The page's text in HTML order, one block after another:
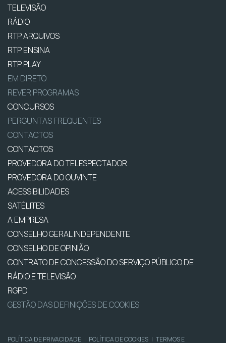
TELEVISÃO
RÁDIO
RTP ARQUIVOS
RTP ENSINA
RTP PLAY
EM DIRETO
REVER PROGRAMAS
CONCURSOS
PERGUNTAS FREQUENTES
CONTACTOS
CONTACTOS
PROVEDORA DO TELESPECTADOR
PROVEDORA DO OUVINTE
ACESSIBILIDADES
SATÉLITES
A EMPRESA
CONSELHO GERAL INDEPENDENTE
CONSELHO DE OPINIÃO
CONTRATO DE CONCESSÃO DO SERVIÇO PÚBLICO DE
RÁDIO E TELEVISÃO
RGPD
GESTÃO DAS DEFINIÇÕES DE COOKIES
POLÍTICA DE PRIVACIDADE | POLÍTICA DE COOKIES | TERMOS E